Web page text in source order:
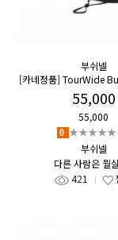
부쉬넬
[카네정품] TourWide
55,000
55,000
0 ★★★★★
부쉬넬
다른 사람은 뭘
421